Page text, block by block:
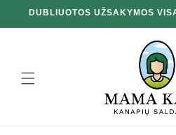
ir pereikite
prie turinio
DUBLIUOTOS UŽSAKYMOS